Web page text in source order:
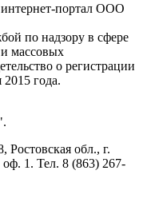
портал ООО
по надзору в сфере
массовых
о регистрации
года.
Ростовская обл., г.
1. Тел. 8 (863) 267-